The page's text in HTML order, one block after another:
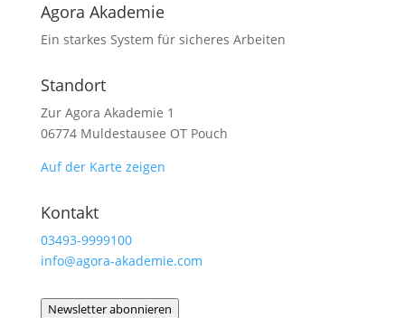
Agora Akademie
Ein starkes System für sicheres Arbeiten
Standort
Zur Agora Akademie 1
06774 Muldestausee OT Pouch
Auf der Karte zeigen
Kontakt
03493-9999100
info@agora-akademie.com
Newsletter abonnieren